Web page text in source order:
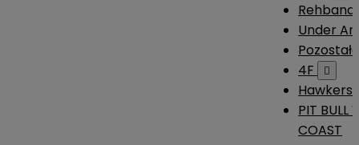
Rehband
Under
4F

Hawkers
PIT BULL
COAST